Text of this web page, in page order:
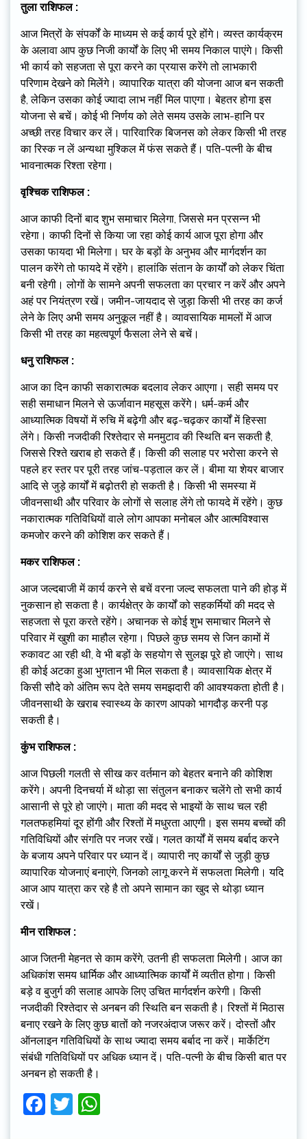
तुला राशिफल :
आज मित्रों के संपर्कों के माध्यम से कई कार्य पूरे होंगे। व्यस्त कार्यक्रम
के अलावा आप कुछ निजी कार्यों के लिए भी समय निकाल पाएंगे। किसी
भी कार्य को सहजता से पूरा करने का प्रयास करेंगे तो लाभकारी
परिणाम देखने को मिलेंगे। व्यापारिक यात्रा की योजना आज बन सकती
है, लेकिन उसका कोई ज्यादा लाभ नहीं मिल पाएगा। बेहतर होगा इस
योजना से बचें। कोई भी निर्णय को लेते समय उसके लाभ-हानि पर
अच्छी तरह विचार कर लें। पारिवारिक बिजनस को लेकर किसी भी तरह
का रिस्क न लें अन्यथा मुश्किल में फंस सकते हैं। पति-पत्नी के बीच
भावनात्मक रिश्ता रहेगा।
वृश्चिक राशिफल :
आज काफी दिनों बाद शुभ समाचार मिलेगा, जिससे मन प्रसन्न भी
रहेगा। काफी दिनों से किया जा रहा कोई कार्य आज पूरा होगा और
उसका फायदा भी मिलेगा। घर के बड़ों के अनुभव और मार्गदर्शन का
पालन करेंगे तो फायदे में रहेंगे। हालांकि संतान के कार्यों को लेकर चिंता
बनी रहेगी। लोगों के सामने अपनी सफलता का प्रचार न करें और अपने
अहं पर नियंत्रण रखें। जमीन-जायदाद से जुड़ा किसी भी तरह का कर्ज
लेने के लिए अभी समय अनुकूल नहीं है। व्यावसायिक मामलों में आज
किसी भी तरह का महत्वपूर्ण फैसला लेने से बचें।
धनु राशिफल :
आज का दिन काफी सकारात्मक बदलाव लेकर आएगा। सही समय पर
सही समाधान मिलने से ऊर्जावान महसूस करेंगे। धर्म-कर्म और
आध्यात्मिक विषयों में रुचि में बढ़ेगी और बढ़-चढ़कर कार्यों में हिस्सा
लेंगे। किसी नजदीकी रिश्तेदार से मनमुटाव की स्थिति बन सकती है,
जिससे रिश्ते खराब हो सकते हैं। किसी की सलाह पर भरोसा करने से
पहले हर स्तर पर पूरी तरह जांच-पड़ताल कर लें। बीमा या शेयर बाजार
आदि से जुड़े कार्यों में बढ़ोतरी हो सकती है। किसी भी समस्या में
जीवनसाथी और परिवार के लोगों से सलाह लेंगे तो फायदे में रहेंगे। कुछ
नकारात्मक गतिविधियों वाले लोग आपका मनोबल और आत्मविश्वास
कमजोर करने की कोशिश कर सकते हैं।
मकर राशिफल :
आज जल्दबाजी में कार्य करने से बचें वरना जल्द सफलता पाने की होड़ में
नुकसान हो सकता है। कार्यक्षेत्र के कार्यों को सहकर्मियों की मदद से
सहजता से पूरा करते रहेंगे। अचानक से कोई शुभ समाचार मिलने से
परिवार में खुशी का माहौल रहेगा। पिछले कुछ समय से जिन कामों में
रुकावट आ रही थी, वे भी बड़ों के सहयोग से सुलझ पूरे हो जाएंगे। साथ
ही कोई अटका हुआ भुगतान भी मिल सकता है। व्यावसायिक क्षेत्र में
किसी सौदे को अंतिम रूप देते समय समझदारी की आवश्यकता होती है।
जीवनसाथी के खराब स्वास्थ्य के कारण आपको भागदौड़ करनी पड़
सकती है।
कुंभ राशिफल :
आज पिछली गलती से सीख कर वर्तमान को बेहतर बनाने की कोशिश
करेंगे। अपनी दिनचर्या में थोड़ा सा संतुलन बनाकर चलेंगे तो सभी कार्य
आसानी से पूरे हो जाएंगे। माता की मदद से भाइयों के साथ चल रही
गलतफहमियां दूर होंगी और रिश्तों में मधुरता आएगी। इस समय बच्चों की
गतिविधियों और संगति पर नजर रखें। गलत कार्यों में समय बर्बाद करने
के बजाय अपने परिवार पर ध्यान दें। व्यापारी नए कार्यों से जुड़ी कुछ
व्यापारिक योजनाएं बनाएंगे, जिनको लागू करने में सफलता मिलेगी। यदि
आज आप यात्रा कर रहे है तो अपने सामान का खुद से थोड़ा ध्यान
रखें।
मीन राशिफल :
आज जितनी मेहनत से काम करेंगे, उतनी ही सफलता मिलेगी। आज का
अधिकांश समय धार्मिक और आध्यात्मिक कार्यों में व्यतीत होगा। किसी
बड़े व बुजुर्ग की सलाह आपके लिए उचित मार्गदर्शन करेगी। किसी
नजदीकी रिश्तेदार से अनबन की स्थिति बन सकती है। रिश्तों में मिठास
बनाए रखने के लिए कुछ बातों को नजरअंदाज जरूर करें। दोस्तों और
ऑनलाइन गतिविधियों के साथ ज्यादा समय बर्बाद ना करें। मार्केटिंग
संबंधी गतिविधियों पर अधिक ध्यान दें। पति-पत्नी के बीच किसी बात पर
अनबन हो सकती है।
Facebook
Twitter